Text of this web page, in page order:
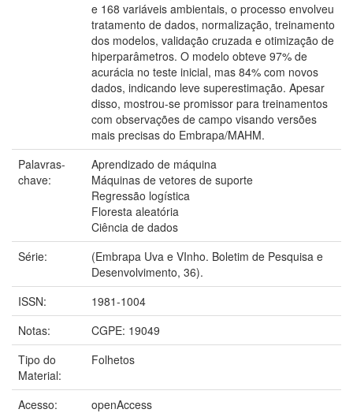
e 168 variáveis ambientais, o processo envolveu
tratamento de dados, normalização, treinamento
dos modelos, validação cruzada e otimização de
hiperparâmetros. O modelo obteve 97% de
acurácia no teste inicial, mas 84% com novos
dados, indicando leve superestimação. Apesar
disso, mostrou-se promissor para treinamentos
com observações de campo visando versões
mais precisas do Embrapa/MAHM.
Palavras-
chave:
Aprendizado de máquina
Máquinas de vetores de suporte
Regressão logística
Floresta aleatória
Ciência de dados
Série:
(Embrapa Uva e VInho. Boletim de Pesquisa e
Desenvolvimento, 36).
ISSN:
1981-1004
Notas:
CGPE: 19049
Tipo do
Material:
Folhetos
Acesso:
openAccess